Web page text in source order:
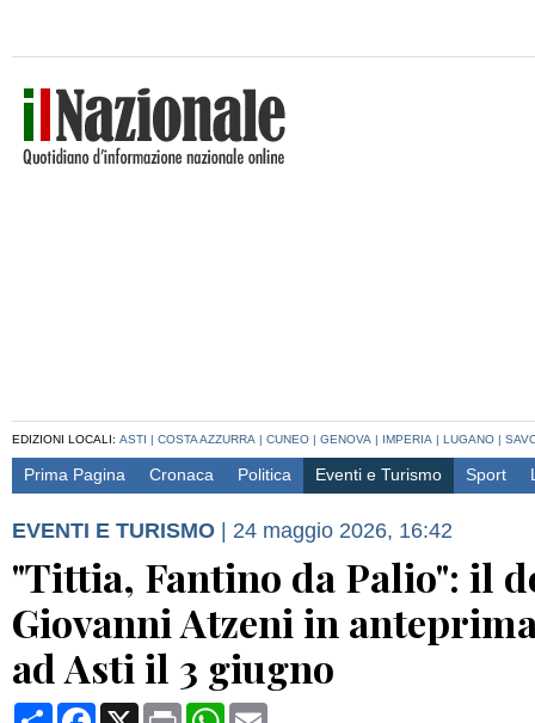
EDIZIONI LOCALI: ASTI | COSTA AZZURRA | CUNEO | GENOVA | IMPERIA | LUGANO |
Prima Pagina Cronaca Politica Eventi e Turismo Sport
EVENTI E TURISMO | 24 maggio 2026, 16:42
"Tittia, Fantino da Palio": il
Giovanni Atzeni in
ad Asti il 3 giugno
CondividiFacebook
X Print WhatsApp